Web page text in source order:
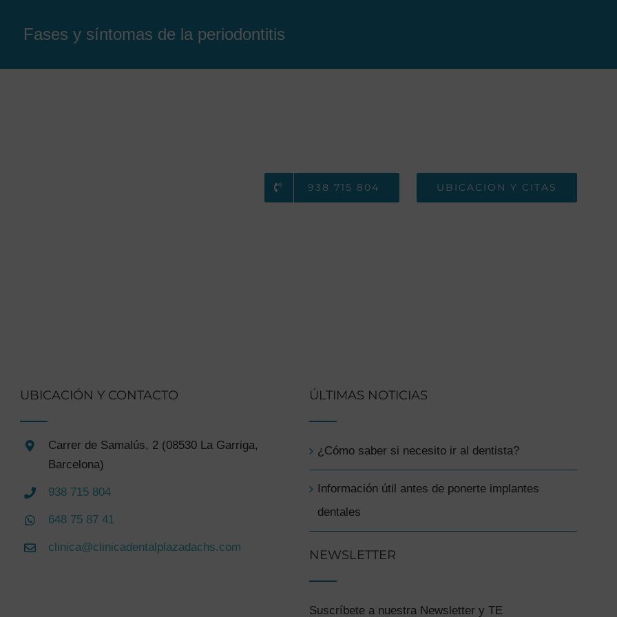
938 715 804 UBICACION Y CITAS
Fases y síntomas de la periodontitis
UBICACIÓN Y CONTACTO
Carrer de Samalús, 2 (08530 La Garriga,
Barcelona)
938 715 804
648 75 87 41
clinica@clinicadentalplazadachs.com
ÚLTIMAS NOTICIAS
¿Cómo saber si necesito ir al dentista?
Información útil antes de ponerte implantes
dentales
NEWSLETTER
Suscríbete a nuestra Newsletter y TE